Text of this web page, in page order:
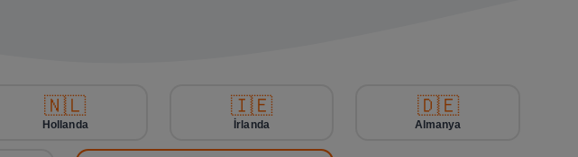
🇳🇱
Hollanda
🇮🇪
İrlanda
🇩🇪
Almanya